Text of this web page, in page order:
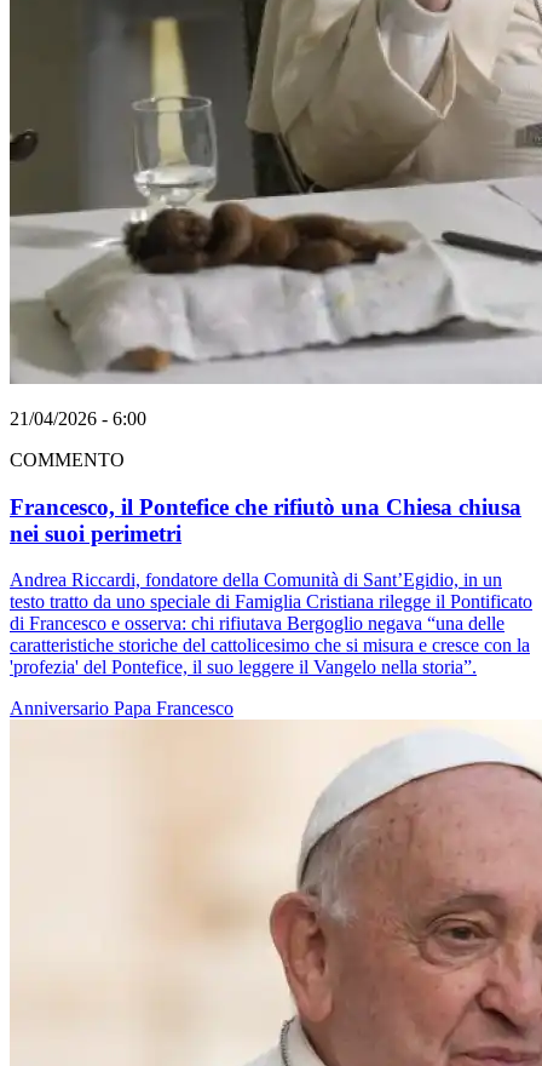
21/04/2026 - 6:00
COMMENTO
Francesco, il Pontefice che rifiutò una Chiesa chiusa
nei suoi perimetri
Andrea Riccardi, fondatore della Comunità di Sant’Egidio, in un
testo tratto da uno speciale di Famiglia Cristiana rilegge il Pontificato
di Francesco e osserva: chi rifiutava Bergoglio negava “una delle
caratteristiche storiche del cattolicesimo che si misura e cresce con la
'profezia' del Pontefice, il suo leggere il Vangelo nella storia”.
Anniversario Papa Francesco